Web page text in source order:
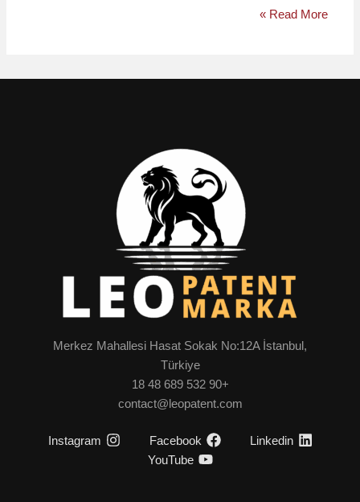
Read More »
Merkez Mahallesi Hasat Sokak No:12A İstanbul,
Türkiye
+90 532 689 48 18
contact@leopatent.com
Linkedin
Facebook
Instagram
YouTube